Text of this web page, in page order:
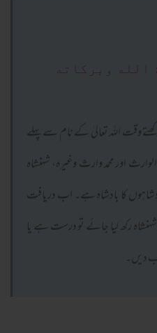
الله وبركاته
وقت اللہ تعالیٰ کے نام سے پہلے
اور محمد وارث وغیرہ، شہنشاہ
کا بادشاہ ہے۔ اب دریافت
رکھ لیا جائے تو درست ہے یا
دیں۔